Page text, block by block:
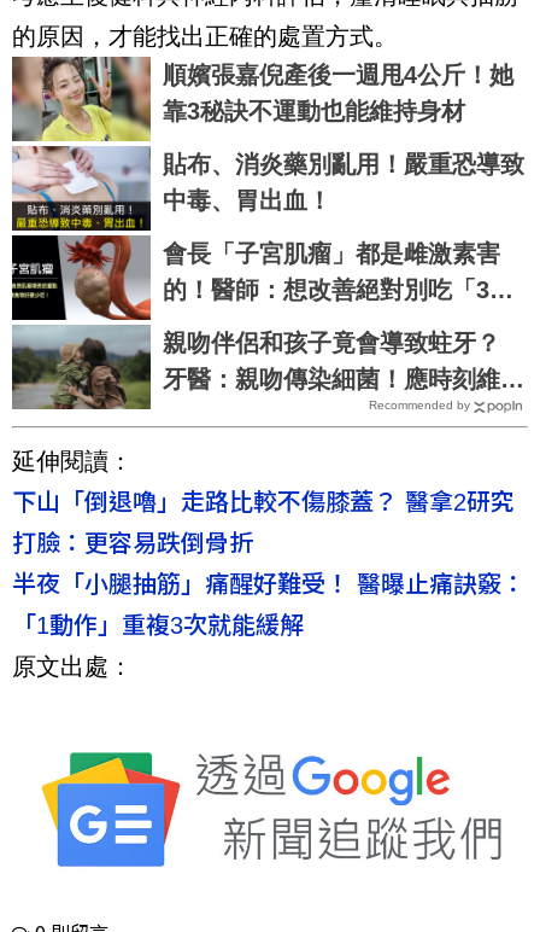
的原因，才能找出正確的處置方式。
順嬪張嘉倪產後一週甩4公斤！她
靠3秘訣不運動也能維持身材
貼布、消炎藥別亂用！嚴重恐導致
中毒、胃出血！
會長「子宮肌瘤」都是雌激素害
的！醫師：想改善絕對別吃「3類
食物」
親吻伴侶和孩子竟會導致蛀牙？
牙醫：親吻傳染細菌！應時刻維護
Recommended by
延伸閱讀：
下山「倒退嚕」走路比較不傷膝蓋？ 醫拿2研究
打臉：更容易跌倒骨折
半夜「小腿抽筋」痛醒好難受！ 醫曝止痛訣竅：
「1動作」重複3次就能緩解
原文出處：